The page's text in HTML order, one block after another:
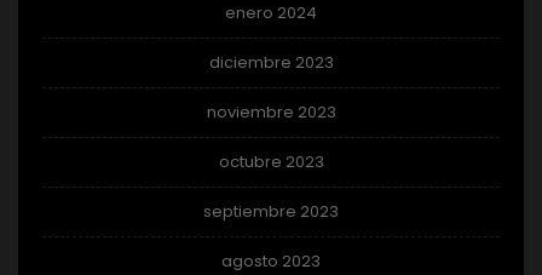
enero 2024
diciembre 2023
noviembre 2023
octubre 2023
septiembre 2023
agosto 2023